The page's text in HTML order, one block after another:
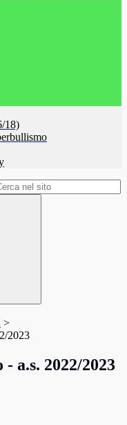
18)
>
2023
a.s. 2022/2023